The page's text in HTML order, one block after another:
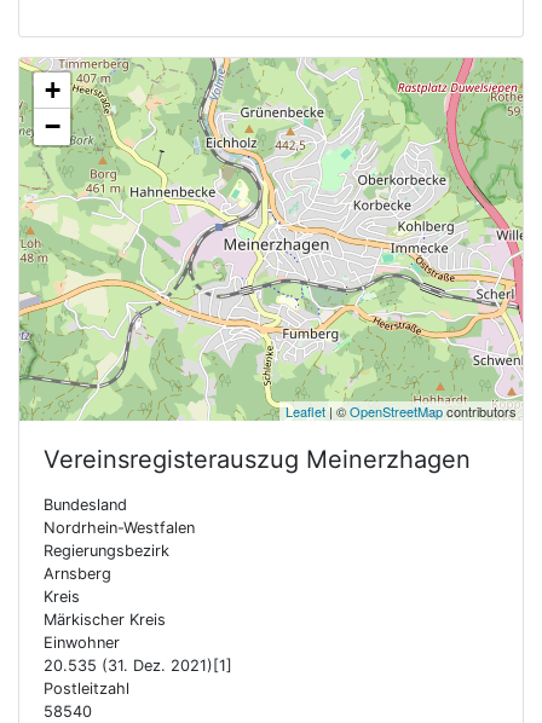
+
−
Leaflet | ©OpenStreetMapcontributors
Vereinsregisterauszug Meinerzhagen
Bundesland
Nordrhein-Westfalen
Regierungsbezirk
Arnsberg
Kreis
Märkischer Kreis
Einwohner
20.535 (31. Dez. 2021)[1]
Postleitzahl
58540